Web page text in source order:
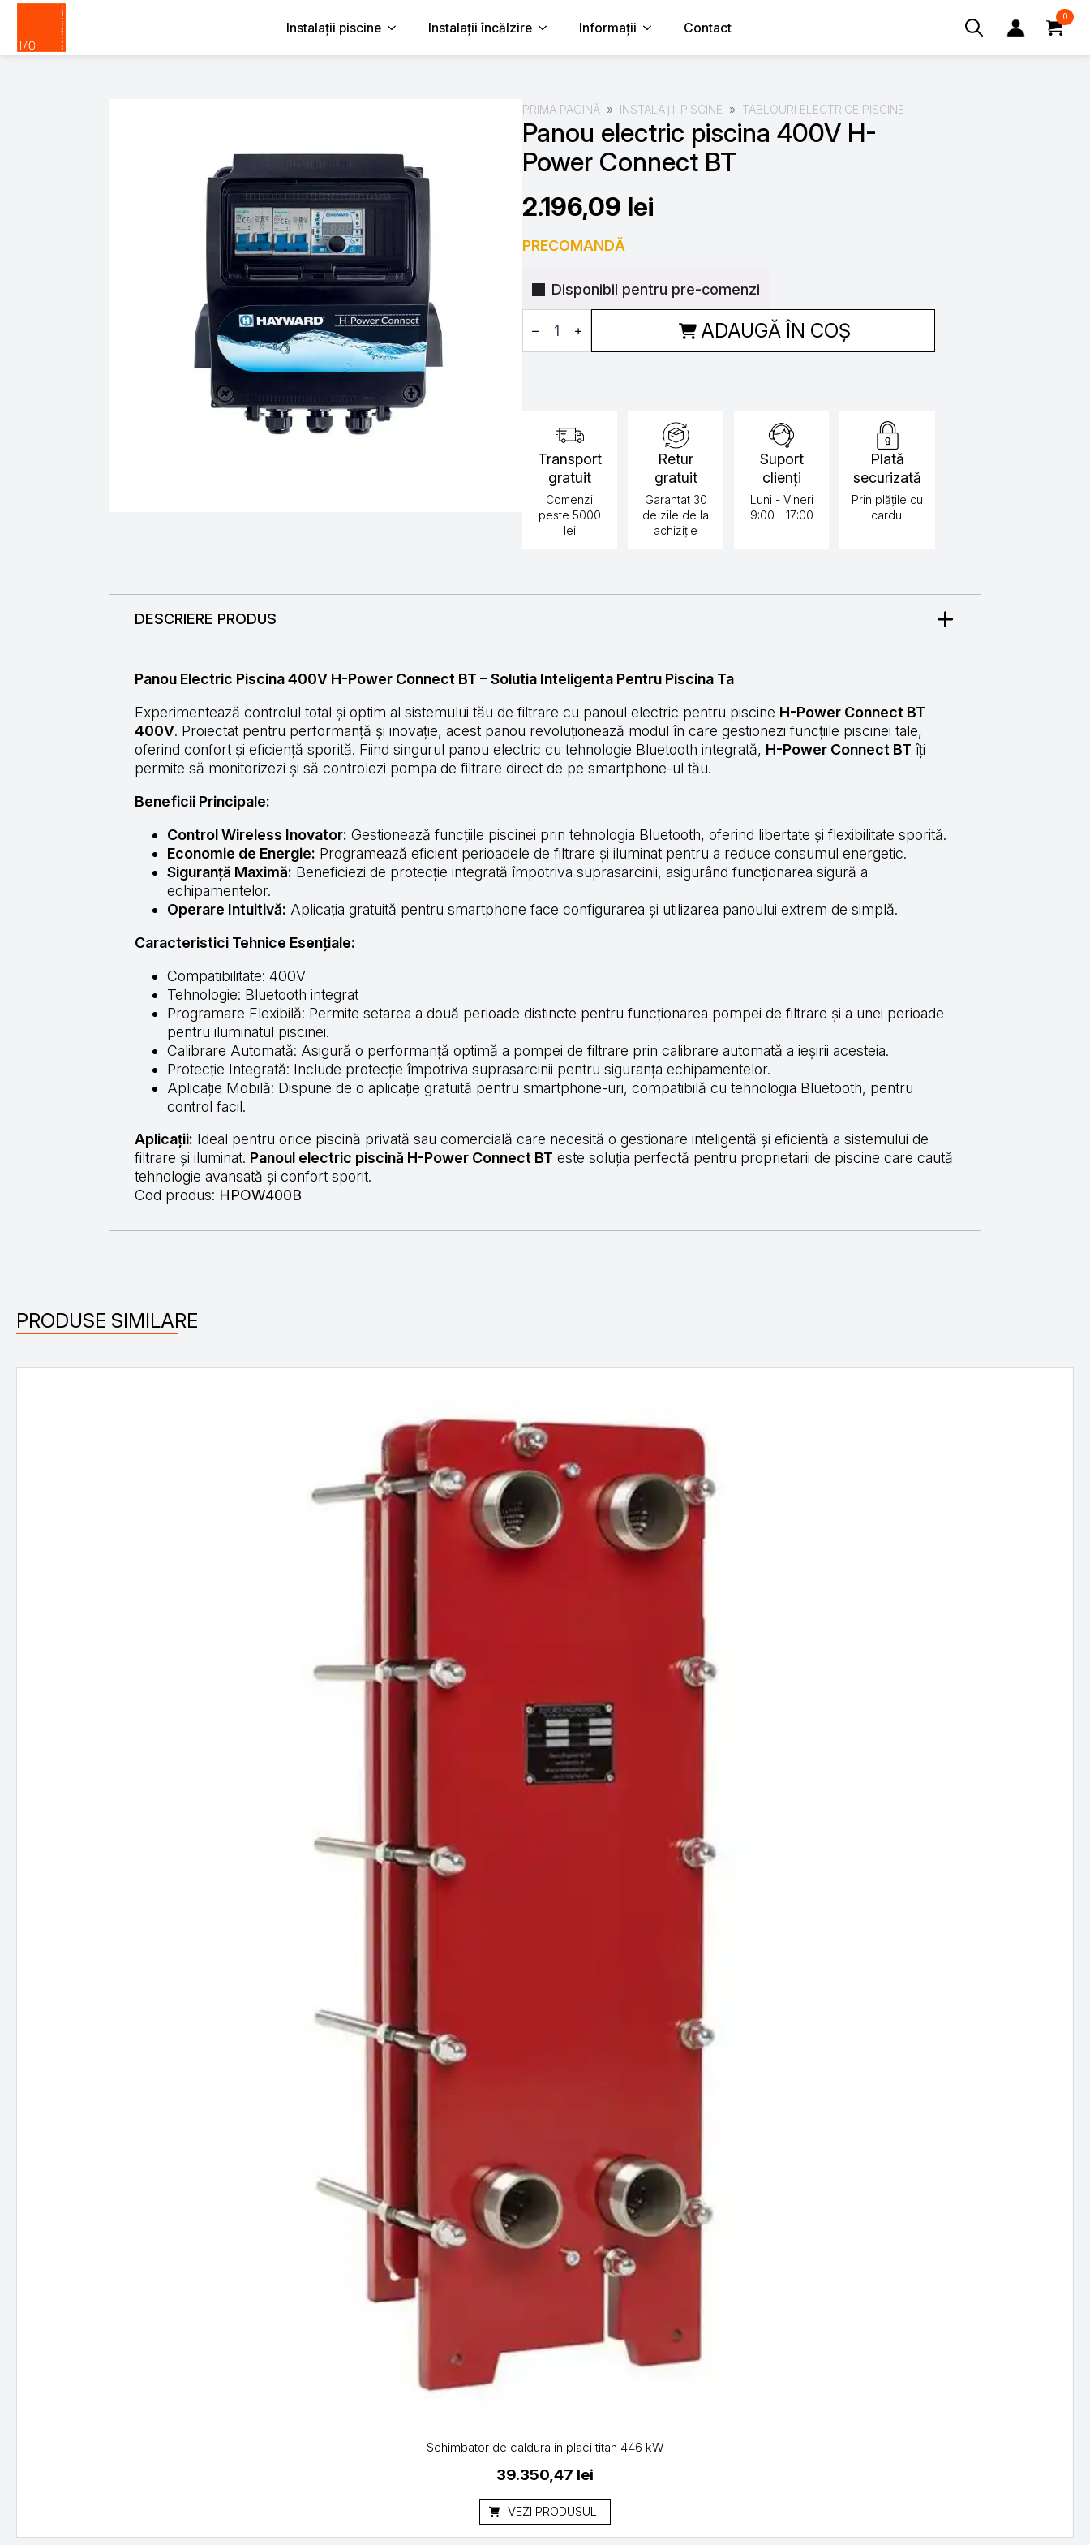
Instalații piscine Instalații încălzire Informații Contact
Search
0
PRIMA PAGINĂ INSTALAȚII PISCINE TABLOURI ELECTRICE PISCINE
Panou electric piscina 400V H-
Power Connect BT
2.196,09 lei
PRECOMANDĂ
Disponibil pentru pre-comenzi
Cantitate
Panou
piscina
ADAUGĂ ÎN COȘ
Transport
gratuit
Comenzi
peste 5000
lei
Retur
gratuit
Garantat 30
de zile de la
achiziție
Suport
clienți
Luni - Vineri
9:00 - 17:00
Plată
securizată
Prin plățile cu
cardul
DESCRIERE PRODUS
Panou Electric Piscina 400V H-Power Connect BT – Solutia Inteligenta Pentru Piscina Ta
Experimentează controlul total și optim al sistemului tău de filtrare cu panoul electric pentru piscine H-Power Connect BT
400V. Proiectat pentru performanță și inovație, acest panou revoluționează modul în care gestionezi funcțiile piscinei tale,
oferind confort și eficiență sporită. Fiind singurul panou electric cu tehnologie Bluetooth integrată, H-Power Connect BT îți
permite să monitorizezi și să controlezi pompa de filtrare direct de pe smartphone-ul tău.
Beneficii Principale:
Control Wireless Inovator: Gestionează funcțiile piscinei prin tehnologia Bluetooth, oferind libertate și flexibilitate sporită.
Economie de Energie: Programează eficient perioadele de filtrare și iluminat pentru a reduce consumul energetic.
Siguranță Maximă: Beneficiezi de protecție integrată împotriva suprasarcinii, asigurând funcționarea sigură a
echipamentelor.
Operare Intuitivă: Aplicația gratuită pentru smartphone face configurarea și utilizarea panoului extrem de simplă.
Caracteristici Tehnice Esențiale:
Compatibilitate: 400V
Tehnologie: Bluetooth integrat
Programare Flexibilă: Permite setarea a două perioade distincte pentru funcționarea pompei de filtrare și a unei perioade
pentru iluminatul piscinei.
Calibrare Automată: Asigură o performanță optimă a pompei de filtrare prin calibrare automată a ieșirii acesteia.
Protecție Integrată: Include protecție împotriva suprasarcinii pentru siguranța echipamentelor.
Aplicație Mobilă: Dispune de o aplicație gratuită pentru smartphone-uri, compatibilă cu tehnologia Bluetooth, pentru
control facil.
Aplicații: Ideal pentru orice piscină privată sau comercială care necesită o gestionare inteligentă și eficientă a sistemului de
filtrare și iluminat. Panoul electric piscină H-Power Connect BT este soluția perfectă pentru proprietarii de piscine care caută
tehnologie avansată și confort sporit.
Cod produs: HPOW400B
PRODUSE SIMILARE
Schimbator de caldura in placi titan 446 kW
39.350,47 lei
VEZI PRODUSUL